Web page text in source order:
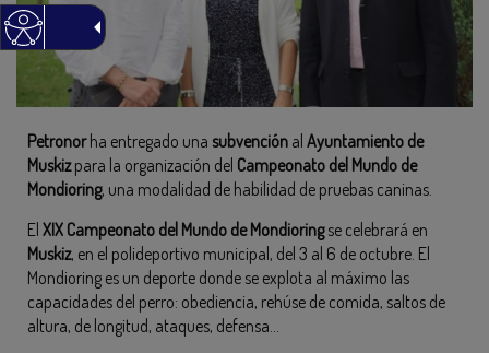
Petronorha entregado una subvención al Ayuntamiento de
Muskizpara la organización del Campeonato del Mundo de
Mondioring, una modalidad de habilidad de pruebas caninas.
El XIX Campeonato del Mundo de Mondioringse celebrará en
Muskiz, en el polideportivo municipal, del 3 al 6 de octubre. El
Mondioring es un deporte donde se explota al máximo las
capacidades del perro: obediencia, rehúse de comida, saltos de
altura, de longitud, ataques, defensa…